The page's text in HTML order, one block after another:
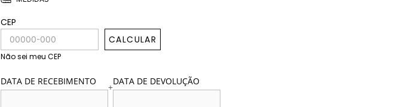
CEP
CALCULAR
Não sei meu CEP
DATA DE RECEBIMENTO +DATA DE DEVOLUÇÃO